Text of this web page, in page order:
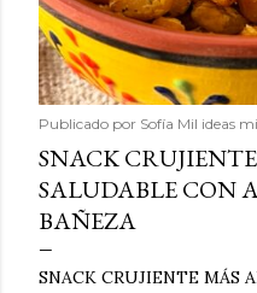
Publicado por Sofía Mil ideas
SNACK
SALUDABLE CON
BAÑEZA
SNACK CRUJIENTE MÁS